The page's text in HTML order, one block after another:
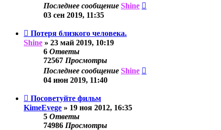
Последнее сообщение Shine
03 сен 2019, 11:35
Потеря близкого человека.
Shine » 23 май 2019, 10:19
6 Ответы
72567 Просмотры
Последнее сообщение Shine
04 июн 2019, 11:40
Посоветуйте фильм
KimeEvege » 19 ноя 2012, 16:35
5 Ответы
74986 Просмотры